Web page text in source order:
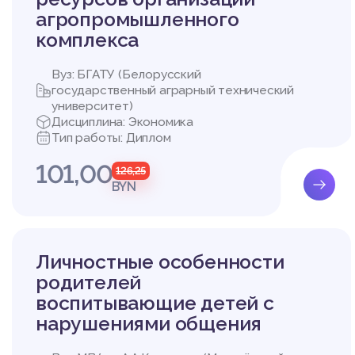
агропромышленного
комплекса
Вуз: БГАТУ (Белорусский
государственный аграрный технический
университет)
Дисциплина: Экономика
Тип работы: Диплом
101,00 126,25
BYN
Личностные особенности
родителей
воспитывающие детей с
нарушениями общения